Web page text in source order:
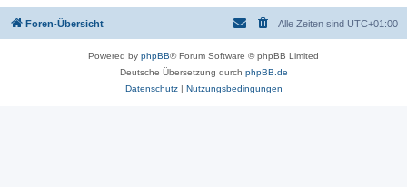
Foren-Übersicht Alle Zeiten sind UTC+01:00
Powered by phpBB® Forum Software © phpBB Limited
Deutsche Übersetzung durch phpBB.de
Datenschutz| Nutzungsbedingungen